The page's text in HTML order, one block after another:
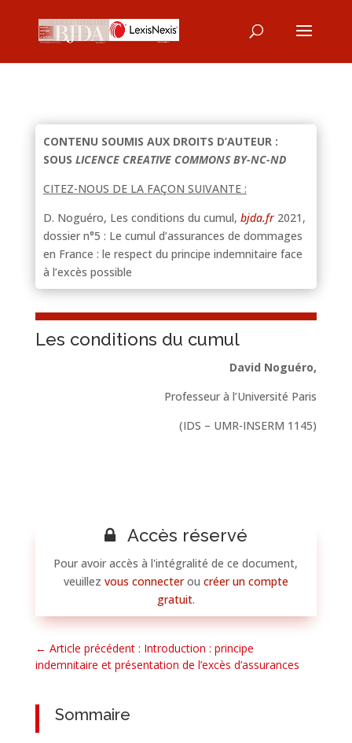
CONTENU SOUMIS AUX DROITS D’AUTEUR :
SOUS LICENCE CREATIVE COMMONS BY-NC-ND
CITEZ-NOUS DE LA FAÇON SUIVANTE :
D. Noguéro, Les conditions du cumul, bjda.fr2021,
dossier n°5 : Le cumul d’assurances de dommages
en France : le respect du principe indemnitaire face
à l’excès possible
Les conditions du cumul
David Noguéro,
Professeur à l’Université Paris
(IDS – UMR-INSERM 1145)
Accès réservé
Pour avoir accès à l'intégralité de ce document,
veuillez vous connecterou créer un compte
gratuit.
← Article précédent : Introduction : principe
indemnitaire et présentation de l’excès d’assurances
Sommaire